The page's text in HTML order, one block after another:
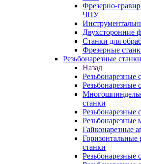
Фрезерно-
ЧПУ
Двухсторонние
Станки для
Фрезерные
Резьбонарезные
Назад
Резьбонарезные
Резьбонарезные
станки
Резьбонарезные
Резьбонарезные
Гайконарезные
Горизонтальные
станки
Резьбонарезные